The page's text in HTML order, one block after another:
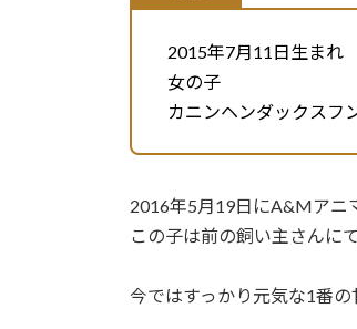
2015年7月11日生まれ
女の子
カニンヘンダックスフ
2016年5月19日にA&Mアニ
この子は前の飼い主さんに
今ではすっかり元気な1番の